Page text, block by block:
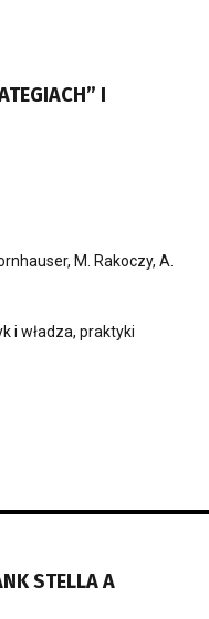
I
M. Rakoczy, A.
i władza, praktyki
STELLA A